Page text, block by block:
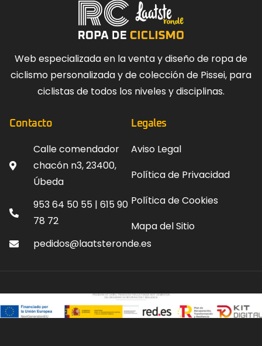
Web especializada en la venta y diseño de ropa de
ciclismo personalizada y de colección de Pissei, para
ciclistas de todos los niveles y disciplinas.
Contacto
Calle comendador
chacón n3, 23400,
Úbeda
953 64 50 55 | 615 90
78 72
pedidos@laatsteronde.es
Legales
Aviso Legal
Política de Privacidad
Política de Cookies
Mapa del Sitio